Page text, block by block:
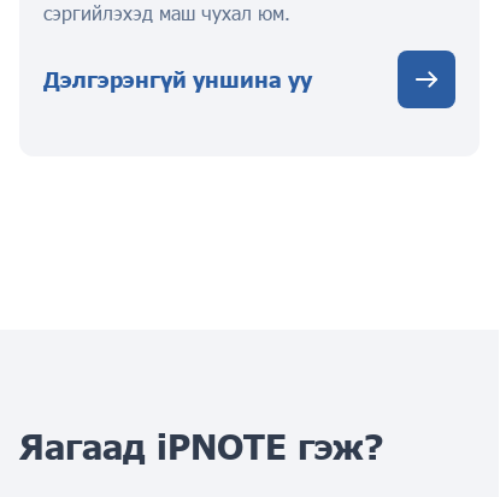
сэргийлэхэд маш чухал юм.
Дэлгэрэнгүй уншина уу
Яагаад iPNOTE гэж?